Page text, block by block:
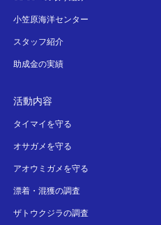
小笠原海洋センター
スタッフ紹介
助成金の実績
活動内容
タイマイを守る
オサガメを守る
アオウミガメを守る
漂着・混獲の調査
ザトウクジラの調査